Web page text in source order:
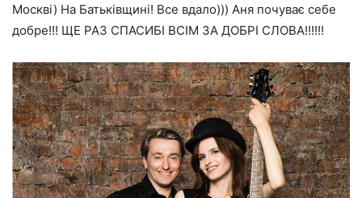
Москві) На Батьківщині! Все вдало))) Аня почуває себе
добре!!! ЩЕ РАЗ СПАСИБІ ВСІМ ЗА ДОБРІ СЛОВА!!!!!!